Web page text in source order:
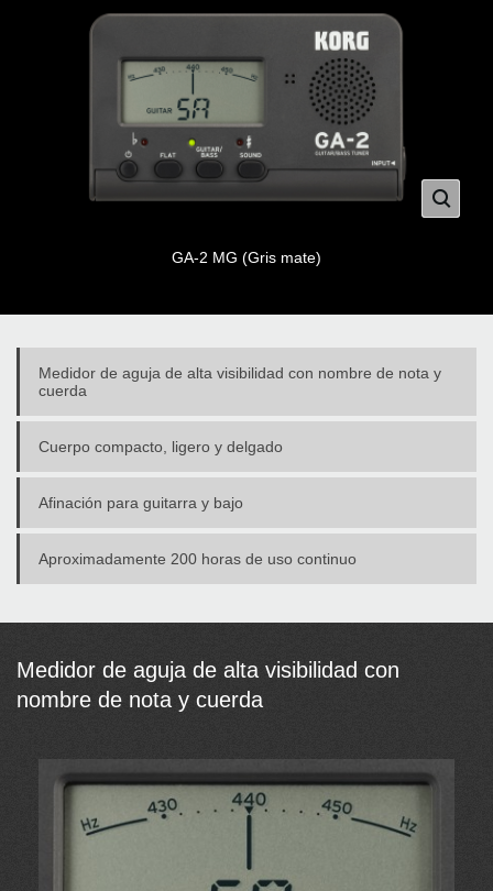
GA-2 MG (Gris mate)
Medidor de aguja de alta visibilidad con nombre de nota y
cuerda
Cuerpo compacto, ligero y delgado
Afinación para guitarra y bajo
Aproximadamente 200 horas de uso continuo
Medidor de aguja de alta visibilidad con
nombre de nota y cuerda